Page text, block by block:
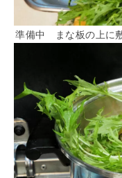
準備中 まな板の上に